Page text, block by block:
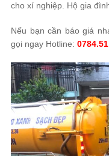
cho xí nghiệp. Hộ gia
Nếu bạn cần báo giá
gọi ngay Hotline: